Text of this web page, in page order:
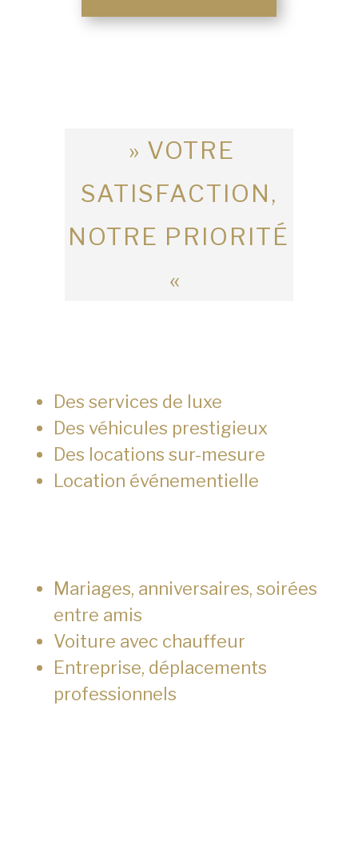
» VOTRE
SATISFACTION,
NOTRE PRIORITÉ
«
Des services de luxe
Des véhicules prestigieux
Des locations sur-mesure
Location événementielle
Mariages, anniversaires, soirées
entre amis
Voiture avec chauffeur
Entreprise, déplacements
professionnels